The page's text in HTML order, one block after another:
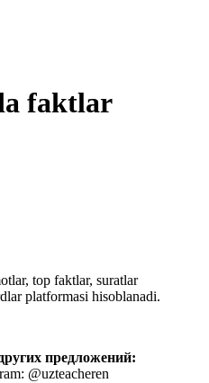
faktlar
top faktlar, suratlar
platformasi hisoblanadi.
предложений:
@uzteacheren